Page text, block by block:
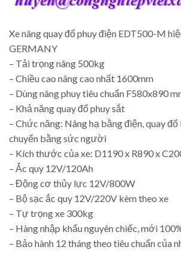
Xe nâng quay đổ phuy điện EDT500-M
GERMANY
– Tải trọng nâng 500kg
– Chiều cao nâng cao nhất 1600mm
– Dùng nâng phuy tiêu chuẩn F580x890
– Khả năng quay đổ phuy sắt
– Chức năng: Nâng hạ bằng điện, quay
chuyển bằng sức người
– Kích thước của xe: D1190 x R890 x
– Ắc quy 12V/120Ah
– Động cơ thủy lực 12V/800W
– Bộ sạc ắc quy 12V/220V kèm theo xe
– Tự trọng xe 300kg
– Hàng nhập khẩu nguyên chiếc, mới
– Bảo hành 12 tháng theo tiêu chuẩn của